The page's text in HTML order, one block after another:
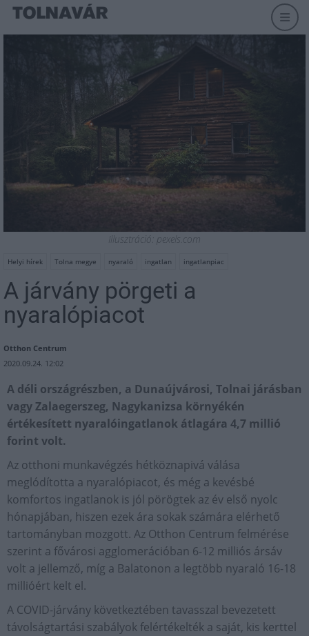
Illusztráció: pexels.com
Helyi hírek Tolna megye nyaraló ingatlan ingatlanpiac
A járvány pörgeti a
nyaralópiacot
Otthon Centrum
2020.09.24. 12:02
A déli országrészben, a Dunaújvárosi, Tolnai járásban
vagy Zalaegerszeg, Nagykanizsa környékén
értékesített nyaralóingatlanok átlagára 4,7 millió
forint volt.
Az otthoni munkavégzés hétköznapivá válása
meglódította a nyaralópiacot, és még a kevésbé
komfortos ingatlanok is jól pörögtek az év első nyolc
hónapjában, hiszen ezek ára sokak számára elérhető
tartományban mozgott. Az Otthon Centrum felmérése
szerint a fővárosi agglomerációban 6-12 milliós ársáv
volt a jellemző, míg a Balatonon a legtöbb nyaraló 16-18
millióért kelt el.
A COVID-járvány következtében tavasszal bevezetett
távolságtartási szabályok felértékelték a saját, kis kerttel